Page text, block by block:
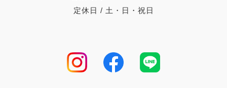
定休日 / 土・日・祝日